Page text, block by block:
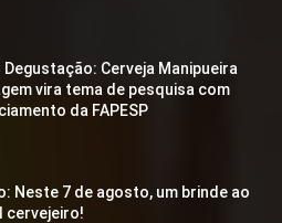
Degustação: Cerveja Manipueira
vira tema de pesquisa com
da FAPESP
Neste 7 de agosto, um brinde ao
cervejeiro!